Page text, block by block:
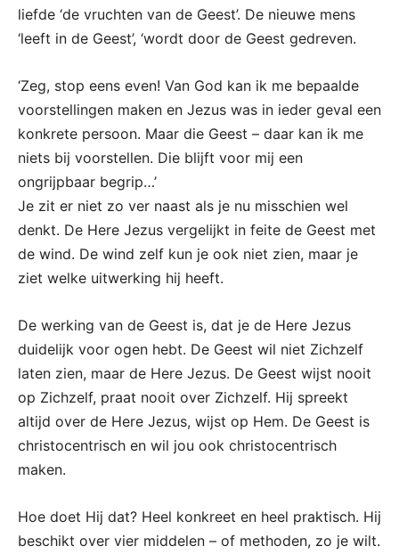
liefde ‘de vruchten van de Geest’. De nieuwe mens
‘leeft in de Geest’, ‘wordt door de Geest gedreven.
‘Zeg, stop eens even! Van God kan ik me bepaalde
voorstellingen maken en Jezus was in ieder geval een
konkrete persoon. Maar die Geest – daar kan ik me
niets bij voorstellen. Die blijft voor mij een
ongrijpbaar begrip…’
Je zit er niet zo ver naast als je nu misschien wel
denkt. De Here Jezus vergelijkt in feite de Geest met
de wind. De wind zelf kun je ook niet zien, maar je
ziet welke uitwerking hij heeft.
De werking van de Geest is, dat je de Here Jezus
duidelijk voor ogen hebt. De Geest wil niet Zichzelf
laten zien, maar de Here Jezus. De Geest wijst nooit
op Zichzelf, praat nooit over Zichzelf. Hij spreekt
altijd over de Here Jezus, wijst op Hem. De Geest is
christocentrisch en wil jou ook christocentrisch
maken.
Hoe doet Hij dat? Heel konkreet en heel praktisch. Hij
beschikt over vier middelen – of methoden, zo je wilt.